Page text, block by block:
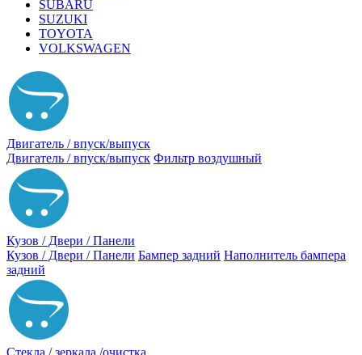
SUBARU
SUZUKI
TOYOTA
VOLKSWAGEN
Двигатель / впуск/выпуск
Двигатель / впуск/выпуск Фильтр воздушный
Кузов / Двери / Панели
Кузов / Двери / Панели Бампер задний Наполнитель бампера
задний
Стекла / зеркала /очистка